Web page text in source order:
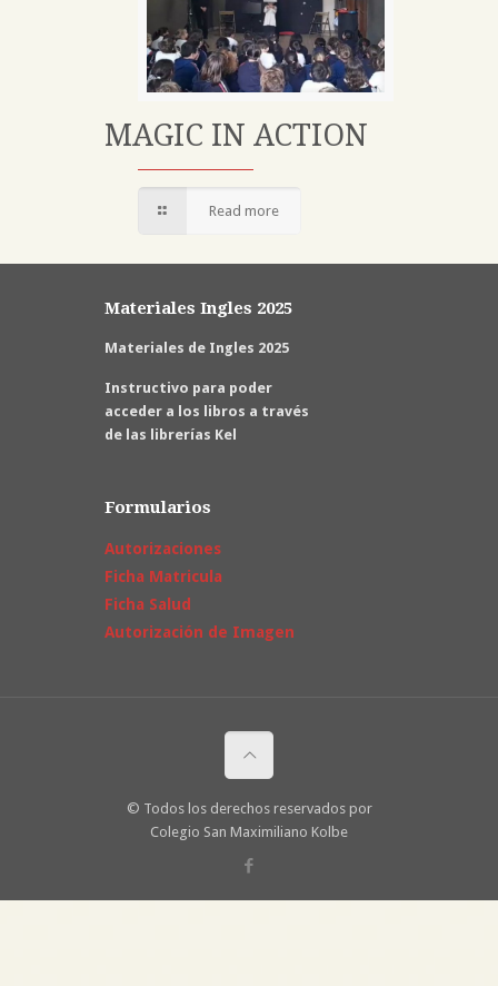
MAGIC IN ACTION
Read more
Materiales Ingles 2025
Materiales de Ingles 2025
Instructivo para poder
acceder a los libros a través
de las librerías Kel
Formularios
Autorizaciones
Ficha Matricula
Ficha Salud
Autorización de Imagen
© Todos los derechos reservados por
Colegio San Maximiliano Kolbe